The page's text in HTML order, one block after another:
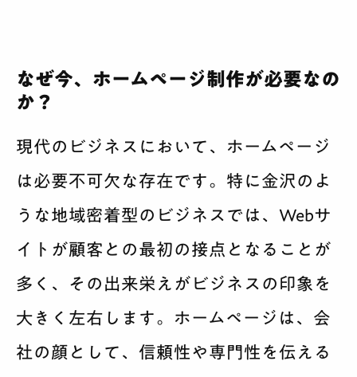
なぜ今、ホームページ制作が必要なの
か？
現代のビジネスにおいて、ホームページ
は必要不可欠な存在です。特に金沢のよ
うな地域密着型のビジネスでは、Webサ
イトが顧客との最初の接点となることが
多く、その出来栄えがビジネスの印象を
大きく左右します。ホームページは、会
社の顔として、信頼性や専門性を伝える